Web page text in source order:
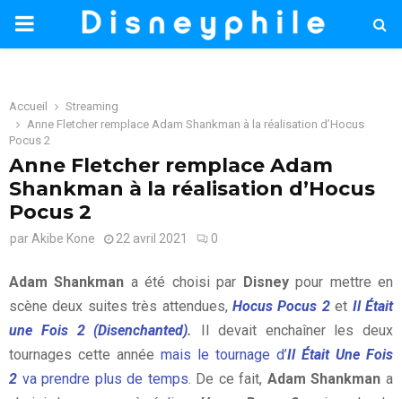
PRIMARY
Accueil
Streaming
Anne Fletcher remplace Adam Shankman à la réalisation d’Hocus
Pocus 2
Anne Fletcher remplace Adam
Shankman à la réalisation d’Hocus
Pocus 2
par Akibe Kone 22 avril 2021 0
Adam Shankman a été choisi par Disneypour mettre en
scène deux suites très attendues, Hocus Pocus 2et Il Était
une Fois 2 (Disenchanted). Il devait enchaîner les deux
tournages cette année mais le tournage d’Il Était Une Fois
2 va prendre plus de temps. De ce fait, Adam Shankmana